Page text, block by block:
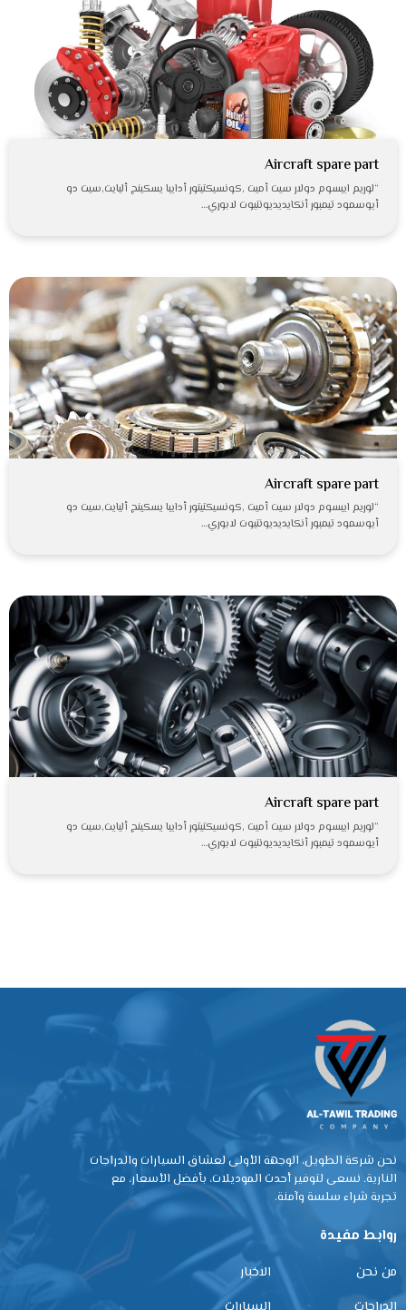
Aircraft spare part
“لوريم ايبسوم دولار سيت أميت ,كونسيكتيتور أدايبا يسكينج أليايت,سيت دو
أيوسمود تيمبور أنكايديديونتيوت لابوري…
Aircraft spare part
“لوريم ايبسوم دولار سيت أميت ,كونسيكتيتور أدايبا يسكينج أليايت,سيت دو
أيوسمود تيمبور أنكايديديونتيوت لابوري…
Aircraft spare part
“لوريم ايبسوم دولار سيت أميت ,كونسيكتيتور أدايبا يسكينج أليايت,سيت دو
أيوسمود تيمبور أنكايديديونتيوت لابوري…
نحن شركة الطويل، الوجهة الأولى لعشاق السيارات والدراجات
النارية. نسعى لتوفير أحدث الموديلات، بأفضل الأسعار، مع
تجربة شراء سلسة وآمنة.
روابط مفيدة
من نحن
الاخبار